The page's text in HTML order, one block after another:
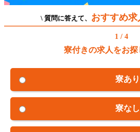
\ 質問に答えて、 おすすめ求
1 / 4
寮付きの求人をお探
寮あり
寮なし